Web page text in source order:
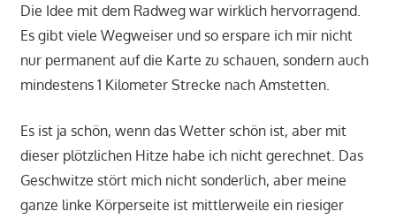
Die Idee mit dem Radweg war wirklich hervorragend.
Es gibt viele Wegweiser und so erspare ich mir nicht
nur permanent auf die Karte zu schauen, sondern auch
mindestens 1 Kilometer Strecke nach Amstetten.
Es ist ja schön, wenn das Wetter schön ist, aber mit
dieser plötzlichen Hitze habe ich nicht gerechnet. Das
Geschwitze stört mich nicht sonderlich, aber meine
ganze linke Körperseite ist mittlerweile ein riesiger